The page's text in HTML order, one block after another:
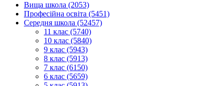
Вища школа (2053)
Професійна освіта (5451)
Середня школа (52457)
11 клас (5740)
10 клас (5840)
9 клас (5943)
8 клас (5913)
7 клас (6150)
6 клас (5659)